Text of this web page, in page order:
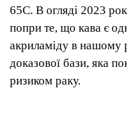
65C. В огляді 2023
попри те, що кава є
акриламіду в нашому
доказової бази, яка
ризиком раку.